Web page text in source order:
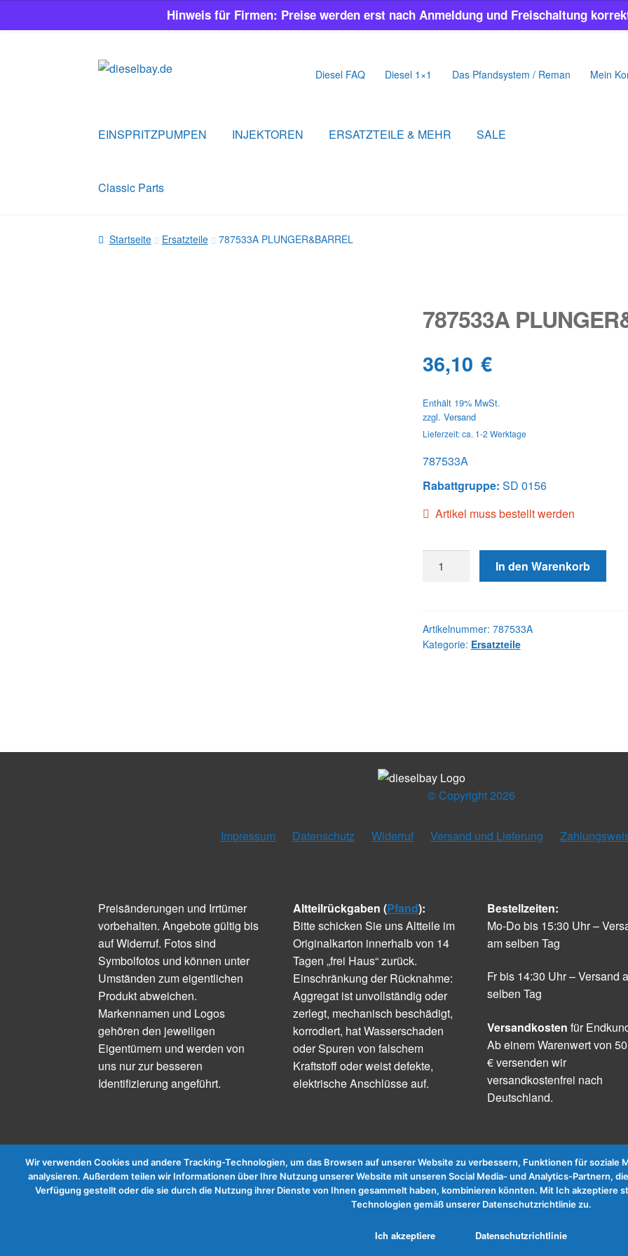
Zur
Zum
Diesel FAQ Diesel 1×1 Das Pfandsystem / Reman Mein
EINSPRITZPUMPEN INJEKTOREN ERSATZTEILE & MEHR SALE
Classic Parts
Startseite Ersatzteile 787533A PLUNGER&BARREL
787533A
36,10 €
Enthält 19% MwSt.
zzgl. Versand
Lieferzeit: ca. 1-2 Werktage
787533A
Rabattgruppe: SD 0156
Artikel muss bestellt werden
PLUNGER&BARREL
In den Warenkorb
Artikelnummer: 787533A
Kategorie: Ersatzteile
© Copyright 2026
Impressum Datenschutz Widerruf Versand und Lieferung
Preisänderungen und Irrtümer
vorbehalten. Angebote gültig bis
auf Widerruf. Fotos sind
Symbolfotos und können unter
Umständen zum eigentlichen
Produkt abweichen.
Markennamen und Logos
gehören den jeweiligen
Eigentümern und werden von
uns nur zur besseren
Identifizierung angeführt.
Altteilrückgaben (Pfand):
Bitte schicken Sie uns Altteile im
Originalkarton innerhalb von 14
Tagen „frei Haus“ zurück.
Einschränkung der Rücknahme:
Aggregat ist unvollständig oder
zerlegt, mechanisch beschädigt,
korrodiert, hat Wasserschaden
oder Spuren von falschem
Kraftstoff oder weist defekte,
elektrische Anschlüsse auf.
Bestellzeiten:
Mo-Do bis 15:30 Uhr –
am selben Tag
Fr bis 14:30 Uhr – Versand
selben Tag
Versandkosten für
Ab einem Warenwert von
€ versenden wir
versandkostenfrei nach
Deutschland.
Hinweis für Firmen: Preise werden erst nach Anmeldung und Freischaltung
Wir verwenden Cookies und andere Tracking-Technologien, um das Browsen auf unserer Website zu verbessern, Funktionen für soziale
analysieren. Außerdem teilen wir Informationen über Ihre Nutzung unserer Website mit unseren Social Media- und Analytics-Partnern,
Verfügung gestellt oder die sie durch die Nutzung ihrer Dienste von Ihnen gesammelt haben, kombinieren könnten. Mit Ich akzeptiere
Technologien gemäß unserer Datenschutzrichtlinie zu.
Ich akzeptiere Datenschutzrichtlinie